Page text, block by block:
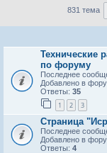
831 тема
Технические
по форуму
Последнее
Добавлено в
Ответы: 35
1 2 3
Страница
Последнее
Добавлено в
Ответы: 4